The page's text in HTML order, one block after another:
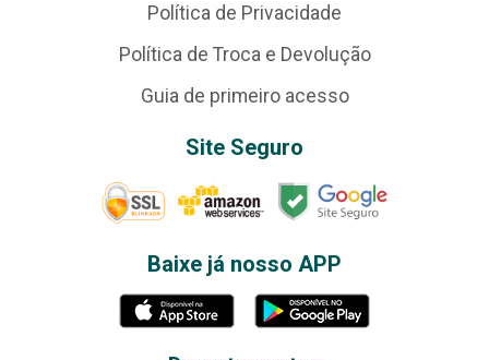
Política de Privacidade
Política de Troca e Devolução
Guia de primeiro acesso
Site Seguro
Baixe já nosso APP